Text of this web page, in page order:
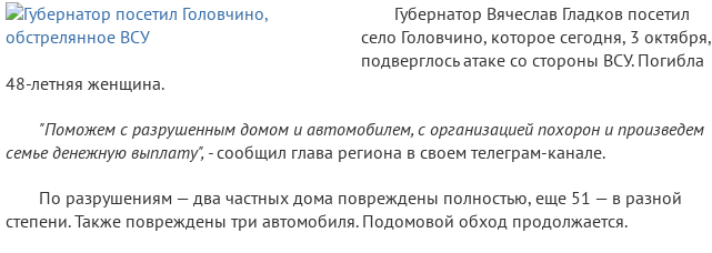
Губернатор Вячеслав Гладков посетил
село Головчино, которое сегодня, 3 октября,
подверглось атаке со стороны ВСУ. Погибла
48-летняя женщина.
"Поможем с разрушенным домом и автомобилем, с организацией похорон и произведем
семье денежную выплату", -сообщил глава региона в своем телеграм-канале.
По разрушениям — два частных дома повреждены полностью, еще 51 — в разной
степени. Также повреждены три автомобиля. Подомовой обход продолжается.